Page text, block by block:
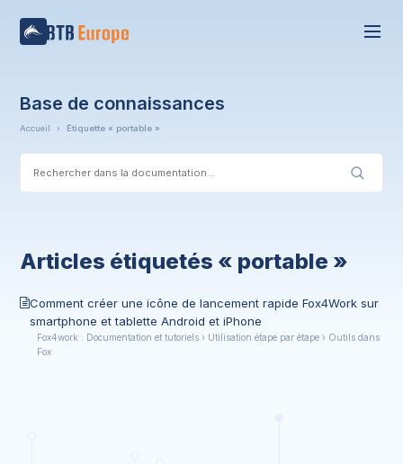
Base de connaissances
Accueil › Étiquette « portable »
Articles étiquetés « portable »
Comment créer une icône de lancement rapide Fox4Work sur
smartphone et tablette Android et iPhone
Fox4work : Documentation et tutoriels › Utilisation étape par étape › Outils dans
Fox